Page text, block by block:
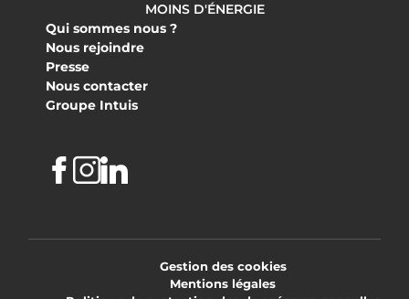
MOINS D'ÉNERGIE
Qui sommes nous ?
Nous rejoindre
Presse
Nous contacter
Groupe Intuis
Facebook
Instagram
Linkedin
Gestion des cookies
Mentions légales